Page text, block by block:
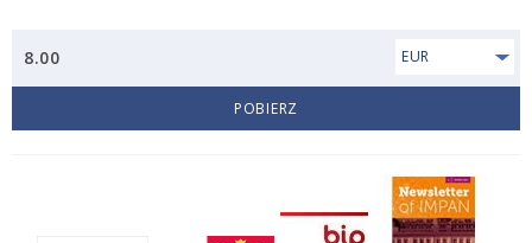
8.00 EUR
POBIERZ